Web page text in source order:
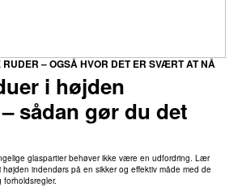
i højden
sådan gør du det
– OGSÅ HVOR DET ER SVÆRT AT NÅ
glaspartier behøver ikke være en udfordring. Lær
indendørs på en sikker og effektiv måde med de
forholdsregler.